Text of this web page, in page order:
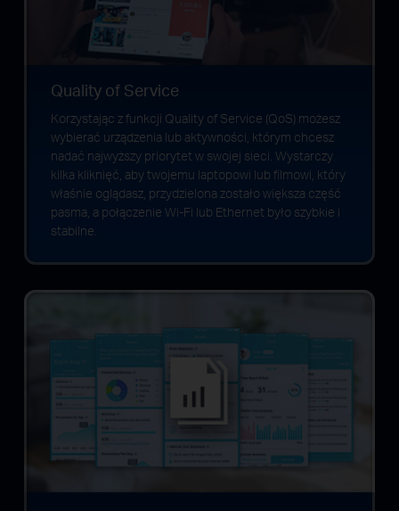
Quality of Service
Korzystając z funkcji Quality of Service (QoS) możesz
wybierać urządzenia lub aktywności, którym chcesz
nadać najwyższy priorytet w swojej sieci. Wystarczy
kilka kliknięć, aby twojemu laptopowi lub filmowi, który
właśnie oglądasz, przydzielona zostało większa część
pasma, a połączenie Wi-Fi lub Ethernet było szybkie i
stabilne.